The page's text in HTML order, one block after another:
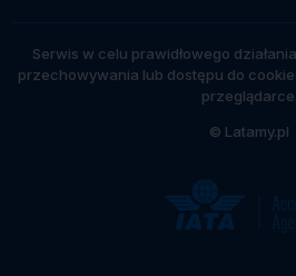
Serwis w celu prawidłowego
przechowywania lub dostępu do
przeglądarce.
© Latamy.pl